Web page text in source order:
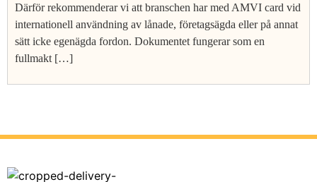
Därför rekommenderar vi att branschen har med AMVI card vid
internationell användning av lånade, företagsägda eller på annat
sätt icke egenägda fordon. Dokumentet fungerar som en
fullmakt […]